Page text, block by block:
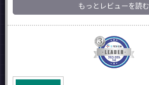
もっとレビューを読む